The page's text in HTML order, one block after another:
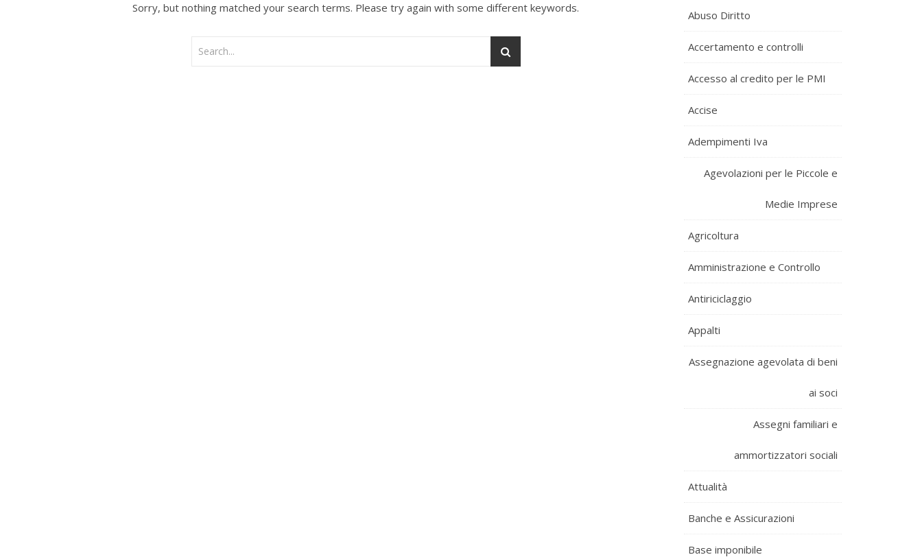
Sorry, but nothing matched your search terms. Please try again with some different keywords.
Abuso Diritto
Accertamento e controlli
Accesso al credito per le PMI
Accise
Adempimenti Iva
Agevolazioni per le Piccole e
Medie Imprese
Agricoltura
Amministrazione e Controllo
Antiriciclaggio
Appalti
Assegnazione agevolata di beni
ai soci
Assegni familiari e
ammortizzatori sociali
Attualità
Banche e Assicurazioni
Base imponibile